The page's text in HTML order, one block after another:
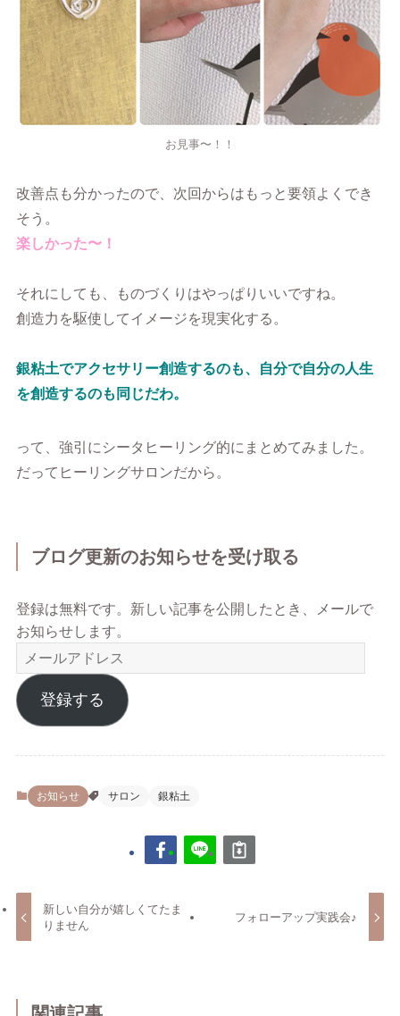
お見事〜！！
改善点も分かったので、次回からはもっと要領よくでき
そう。
楽しかった〜！
それにしても、ものづくりはやっぱりいいですね。
創造力を駆使してイメージを現実化する。
銀粘土でアクセサリー創造するのも、自分で自分の人生
を創造するのも同じだわ。
って、強引にシータヒーリング的にまとめてみました。
だってヒーリングサロンだから。
ブログ更新のお知らせを受け取る
登録は無料です。新しい記事を公開したとき、メールで
お知らせします。
メ
ー
ル
ア
ス
登録する
お知らせ サロン 銀粘土
新しい自分が嬉しくてたま
りません
フォローアップ実践会♪